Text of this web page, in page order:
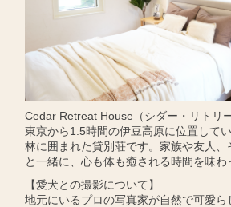
Cedar Retreat House（シダー・リトリ
東京から1.5時間の伊豆高原に位置して
林に囲まれた貸別荘です。家族や友人、
と一緒に、心も体も癒される時間を味わ
【愛犬との撮影について】
地元にいるプロの写真家が自然で可愛ら